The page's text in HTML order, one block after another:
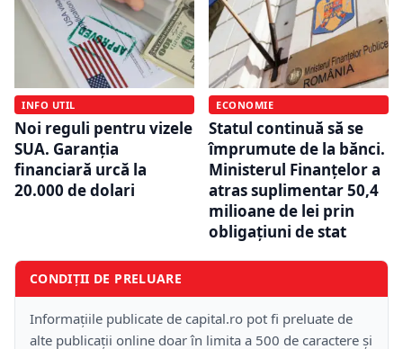
INFO UTIL
Noi reguli pentru vizele
SUA. Garanția
financiară urcă la
20.000 de dolari
ECONOMIE
Statul continuă să se
împrumute de la bănci.
Ministerul Finanțelor a
atras suplimentar 50,4
milioane de lei prin
obligațiuni de stat
CONDIȚII DE PRELUARE
Informațiile publicate de capital.ro pot fi preluate de
alte publicații online doar în limita a 500 de caractere și